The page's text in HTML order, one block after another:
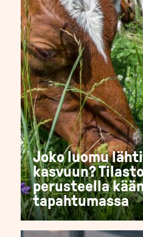
Joko luomu
kasvuun?
perusteella
tapahtumassa